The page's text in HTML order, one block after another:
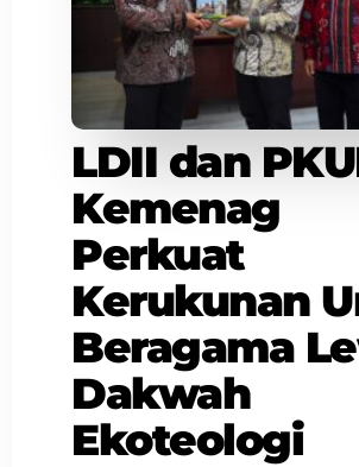
LDII dan
Kemenag
Perkuat
Kerukunan
Beragama
Dakwah
Ekoteologi